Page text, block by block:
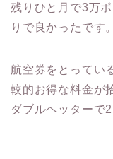
残りひと月で3万
りで良かったです。
航空券をとってい
較的お得な料金が
ダブルヘッターで